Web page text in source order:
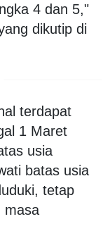
4 dan 5,"
dikutip di
terdapat
1 Maret
usia
batas usia
tetap
masa